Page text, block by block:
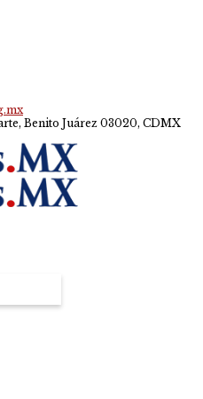
Benito Juárez 03020, CDMX